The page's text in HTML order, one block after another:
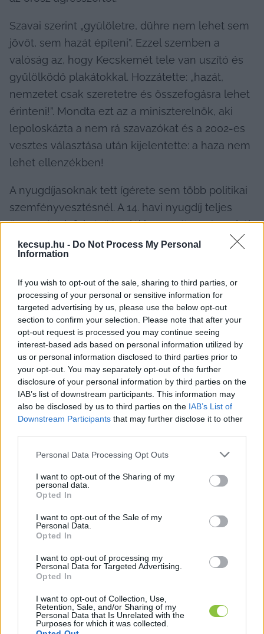
kecsup.hu - Do Not Process My Personal
Information
If you wish to opt-out of the sale, sharing to third parties, or
processing of your personal or sensitive information for
targeted advertising by us, please use the below opt-out
section to confirm your selection. Please note that after your
opt-out request is processed you may continue seeing
interest-based ads based on personal information utilized by
us or personal information disclosed to third parties prior to
your opt-out. You may separately opt-out of the further
disclosure of your personal information by third parties on the
IAB’s list of downstream participants. This information may
also be disclosed by us to third parties on the IAB’s List of
Downstream Participants that may further disclose it to other
Please note that this website/app uses one or more Google
not limited to your visit or usage behaviour. You may click to
grant or deny consent to Google and its third-party tags to
use your data for below specified purposes in below Google
consent section.
Personal Data Processing Opt Outs
I want to opt-out of the Sharing of my
personal data.
Opted In
I want to opt-out of the Sale of my
Personal Data.
Opted In
I want to opt-out of processing my
Personal Data for Targeted Advertising.
Opted In
I want to opt-out of Collection, Use,
Retention, Sale, and/or Sharing of my
Personal Data that Is Unrelated with the
Purposes for which it was collected.
Szavai szerint „gyűlöletre, dühre nem lehet sem
jövőt, sem hazát építeni”. Ezzel szemben a
valóság az, hogy Kecskemét tele van uszító és
gyűlölködő plakátokkal. Hozzátette: „hazát,
nemzetet csak szeretetre és összefogásra lehet
érinteni!”. Mondta ezt az a miniszterelnök, aki
lepoloskázta a nem rá szavazókat és a 2002-es
vesztes választása után kijelentette: a haza nem
lehet ellenzékben!
A nyugdíjasoknak tett ígérete sem több politikai
szemfényvesztésnél. A 14. havi nyugdíj teljes
összegének folyósítása jól hangzott a színpadról,
de arról már nem beszélt, hogy a svájci
indexálás megszüntetése az elmúlt évtizedben
csak 10 éve vagyok nyugdíjas, de milliós
nagyságrendű összeget vett el tőlem az Orbán-
kormány, a 13. havi nyugdíjat is beleszámolva!).
Nagyvonalúságról beszélt, azonban előbb arról
kellett volna számot adnia, mit vett el korábban.
Ugyanez az igazság a családpolitikára is. Orbán
sikertörténetet mond, miközben a tények
makacsabbak a kampányszlogeneknél: a KSH
adatai szerint 2025-ben alig több, mint 72 ezer
gyermek született Magyarországon, több mint 7
százalékkal kevesebb, mint 2024-ben. Ez
történelmi mélypontközeli adat. Nehéz
amikor maga a demográfiai valóság mond
ítéletet a propaganda fölött. A KSH adatai szerint,
a születések és halálozások különbségeként
adódó természetes fogyás 2025-ben 52 200 fő
volt. Egy közepes város lakosságával csökkent
az ország lélekszáma.